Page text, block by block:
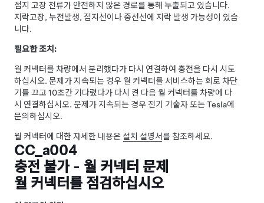
접지 고장 전류가 안전하지 않은 경로를 통해 누출되고 있습니다.
지락고장, 누전발생, 접지선이나 중선선에 지락 발생 가능성이 있습
니다.
필요한 조치:
월 커넥터를 차량에서 분리했다가 다시 연결하여 충전을 다시 시도
하십시오. 문제가 지속되는 경우 월 커넥터를 서비스하는 회로 차단
기를 끄고 10초간 기다렸다가 다시 켠 다음 월 커넥터를 차량에 다
시 연결하십시오. 문제가 지속되는 경우 전기 기술자 또는 Tesla에
문의하십시오.
월 커넥터에 대한 자세한 내용은 설치 설명서를 참조하세요.
CC_a004
충전 불가 - 월 커넥터 문제
월 커넥터를 점검하십시오